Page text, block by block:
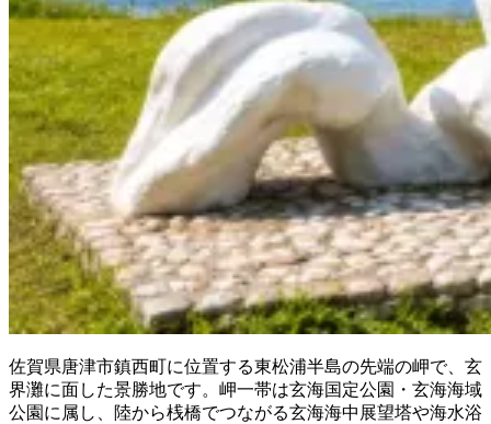
佐賀県唐津市鎮西町に位置する東松浦半島の先端の岬で、玄
界灘に面した景勝地です。岬一帯は玄海国定公園・玄海海域
公園に属し、陸から桟橋でつながる玄海海中展望塔や海水浴